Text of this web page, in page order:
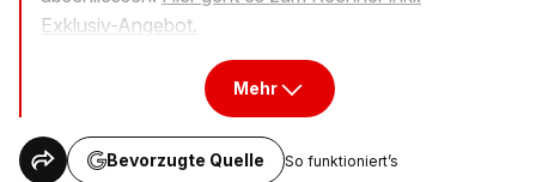
Exklusiv-Angebot.
Mehr
Bevorzugte Quelle So funktioniert’s